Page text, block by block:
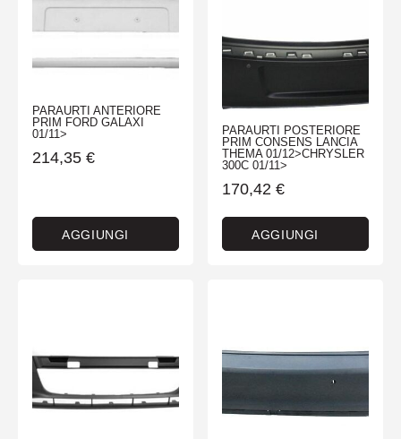
PARAURTI ANTERIORE
PRIM FORD GALAXI
01/11>
214,35 €
AGGIUNGI
PARAURTI POSTERIORE
PRIM CONSENS LANCIA
THEMA 01/12>CHRYSLER
300C 01/11>
170,42 €
AGGIUNGI